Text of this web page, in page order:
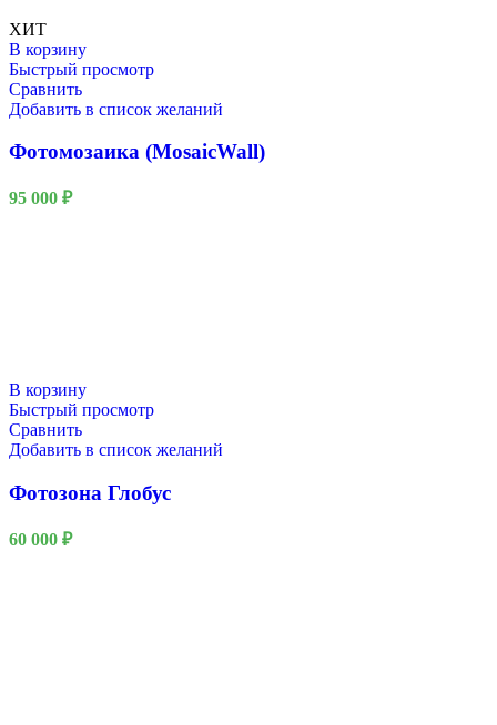
ХИТ
В корзину
Быстрый просмотр
Сравнить
Добавить в список желаний
Фотомозаика (MosaicWall)
95 000 ₽
В корзину
Быстрый просмотр
Сравнить
Добавить в список желаний
Фотозона Глобус
60 000 ₽